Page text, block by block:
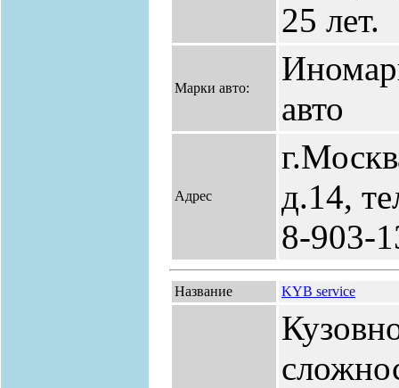
25 лет.
Марки авто:
авто
Адрес
д.14,
8-903-
Название KYB service